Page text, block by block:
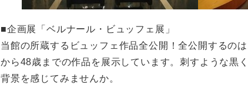
■企画展「ベルナール・ビュッフェ展」
当館の所蔵するビュッフェ作品全公開！全公開するの
から48歳までの作品を展示しています。刺すような黒
背景を感じてみませんか。